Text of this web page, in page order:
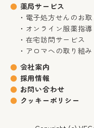
薬局サービス
電子処方せんのお取
オンライン服薬指導
在宅訪問サービス
アロマへの取り組み
会社案内
採用情報
お問い合わせ
クッキーポリシー